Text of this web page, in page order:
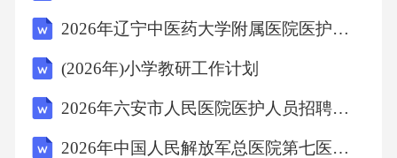
2026年辽宁中医药大学附属医院医护人员招聘考试备考试题及答案详解
(2026年)小学教研工作计划
2026年六安市人民医院医护人员招聘考试参考题库及答案详解
2026年中国人民解放军总医院第七医学中心附属八一儿童医院医护人员招聘考试参考题库及答案详解